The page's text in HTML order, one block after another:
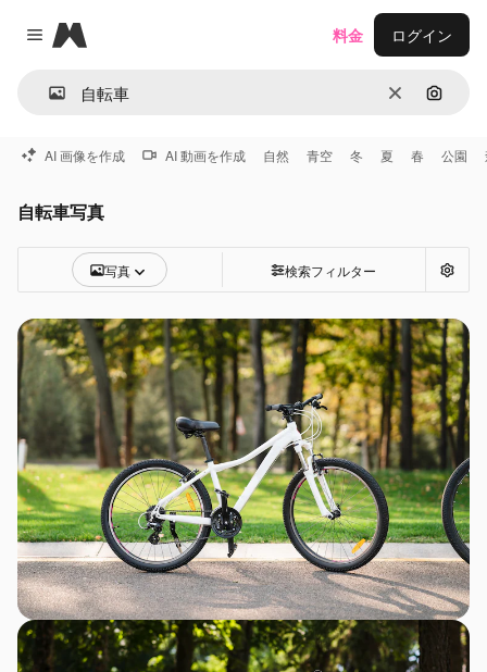
Close menu
Magnific
消去 画像で
料金 ログイン
AI 画像を作成 AI 動画を作成 自然 青空 冬 夏 春 公園
自転車写真
写真 検索フィルター